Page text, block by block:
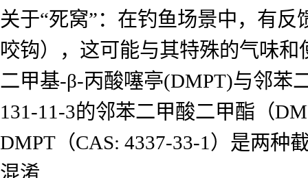
关于“死窝”：在钓鱼场景中，有
咬钩），这可能与其特殊的气味和
二甲基-β-丙酸噻亭(DMPT)与邻苯
131-11-3的邻苯二甲酸二甲酯（
DMPT（CAS: 4337-33-1）是两种
混淆